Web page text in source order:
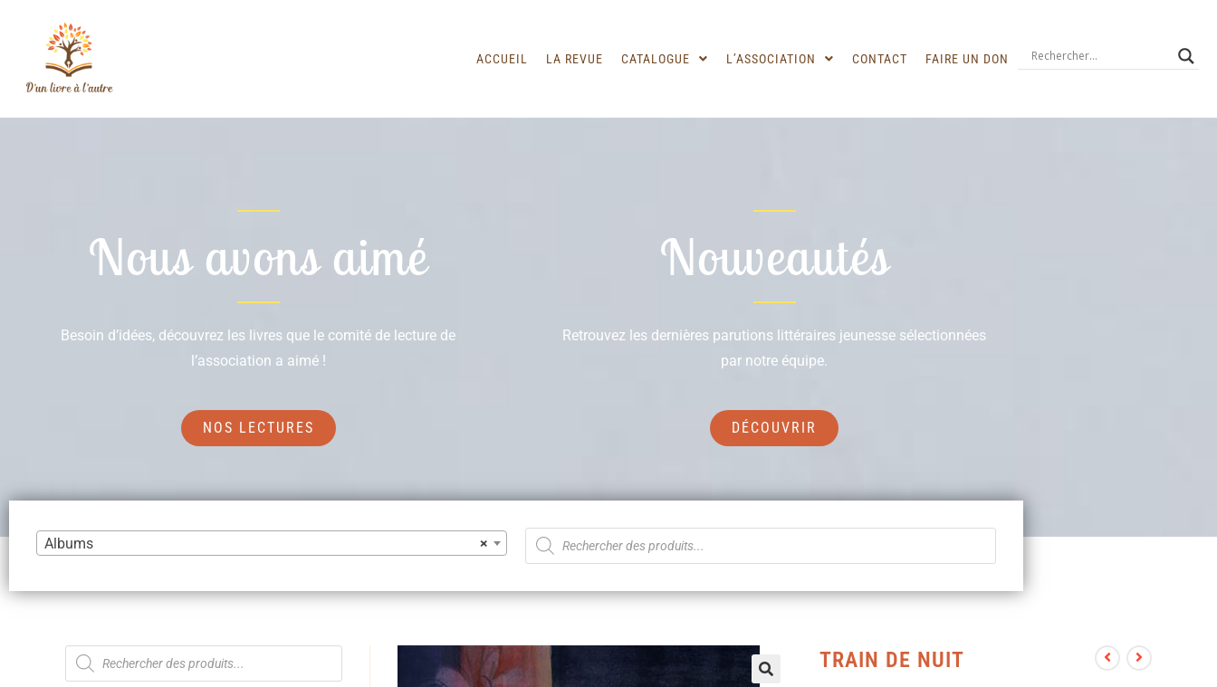
ACCUEIL LA REVUE CATALOGUE L’ASSOCIATION CONTACT FAIRE UN DON
Nous avons aimé
Besoin d’idées, découvrez les livres que le comité de lecture de
l’association a aimé !
NOS LECTURES
Nouveautés
Retrouvez les dernières parutions littéraires jeunesse sélectionnées
par notre équipe.
DÉCOUVRIR
×
Albums
TRAIN DE NUIT